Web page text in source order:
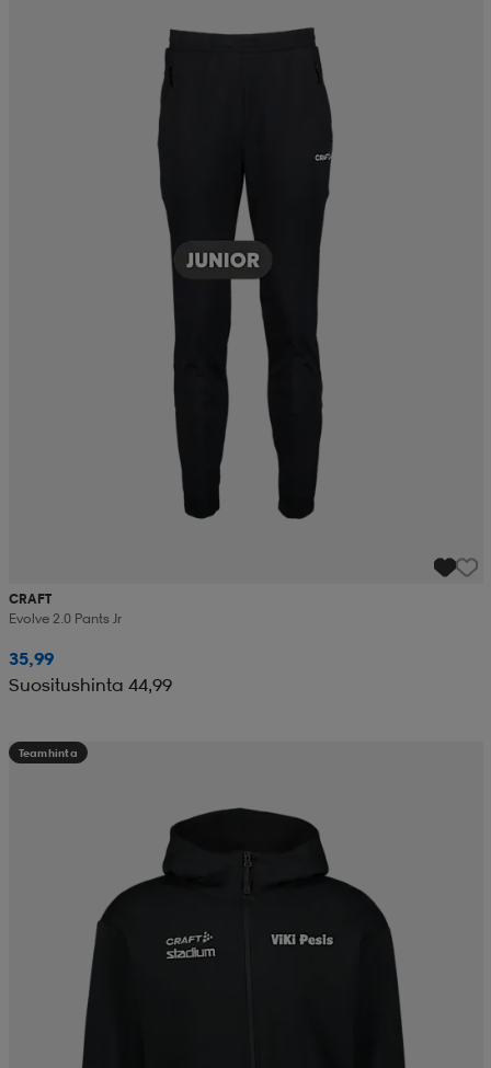
CRAFT
Evolve 2.0 Pants Jr
35,99
Suositushinta 44,99
Teamhinta